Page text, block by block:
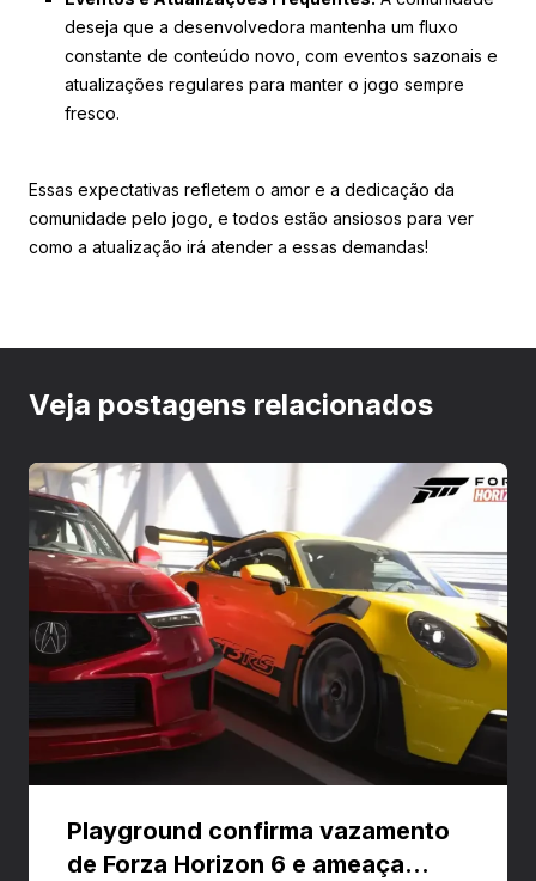
deseja que a desenvolvedora mantenha um fluxo
constante de conteúdo novo, com eventos sazonais e
atualizações regulares para manter o jogo sempre
fresco.
Essas expectativas refletem o amor e a dedicação da
comunidade pelo jogo, e todos estão ansiosos para ver
como a atualização irá atender a essas demandas!
Veja postagens relacionados
Playground confirma vazamento
de Forza Horizon 6 e ameaça